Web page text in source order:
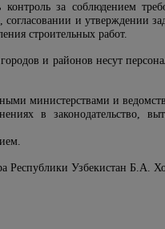
за соблюдением
и утверждении
строительных работ.
и районов несут
министерствами и
в законодательство,
Республики Узбекистан Б.А.